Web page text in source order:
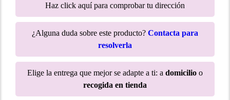
Haz click aquí para comprobar tu dirección
¿Alguna duda sobre este producto? Contacta para
resolverla
Elige la entrega que mejor se adapte a ti: a domicilio o
recogida en tienda